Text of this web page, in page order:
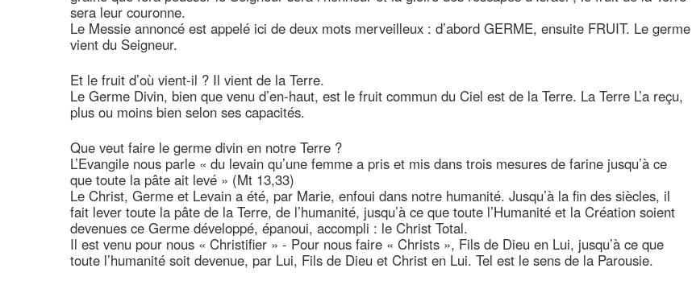
sera leur couronne.
Le Messie annoncé est appelé ici de deux mots merveilleux : d’abord GERME, ensuite FRUIT. Le germe
vient du Seigneur.
Et le fruit d’où vient-il ? Il vient de la Terre.
Le Germe Divin, bien que venu d’en-haut, est le fruit commun du Ciel est de la Terre. La Terre L’a reçu,
plus ou moins bien selon ses capacités.
Que veut faire le germe divin en notre Terre ?
L’Evangile nous parle « du levain qu’une femme a pris et mis dans trois mesures de farine jusqu’à ce
que toute la pâte ait levé » (Mt 13,33)
Le Christ, Germe et Levain a été, par Marie, enfoui dans notre humanité. Jusqu’à la fin des siècles, il
fait lever toute la pâte de la Terre, de l’humanité, jusqu’à ce que toute l’Humanité et la Création soient
devenues ce Germe développé, épanoui, accompli : le Christ Total.
Il est venu pour nous « Christifier » - Pour nous faire « Christs », Fils de Dieu en Lui, jusqu’à ce que
toute l’humanité soit devenue, par Lui, Fils de Dieu et Christ en Lui. Tel est le sens de la Parousie.